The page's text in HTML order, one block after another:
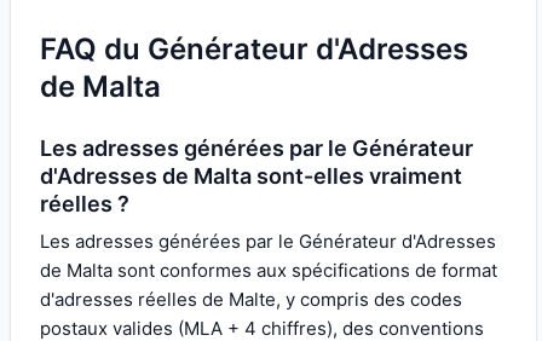
FAQ du Générateur d'Adresses
de Malta
Les adresses générées par le Générateur
d'Adresses de Malta sont-elles vraiment
réelles ?
Les adresses générées par le Générateur d'Adresses
de Malta sont conformes aux spécifications de format
d'adresses réelles de Malte, y compris des codes
postaux valides (MLA + 4 chiffres), des conventions